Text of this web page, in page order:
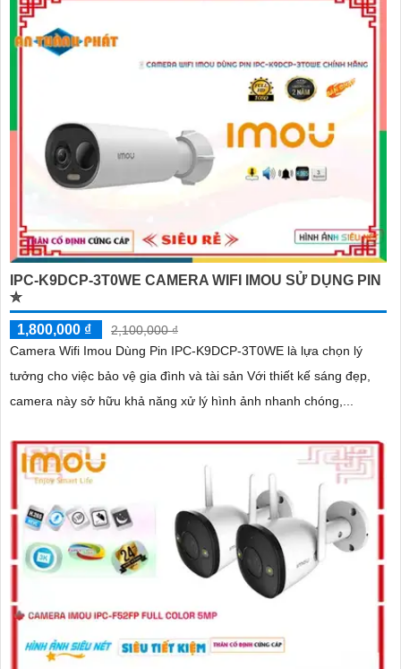
IPC-K9DCP-3T0WE CAMERA WIFI IMOU SỬ DỤNG PIN
✮
1,800,000 ₫
2,100,000 ₫
Camera Wifi Imou Dùng Pin IPC-K9DCP-3T0WE là lựa chọn lý
tưởng cho việc bảo vệ gia đình và tài sản Với thiết kế sáng đẹp,
camera này sở hữu khả năng xử lý hình ảnh nhanh chóng,...